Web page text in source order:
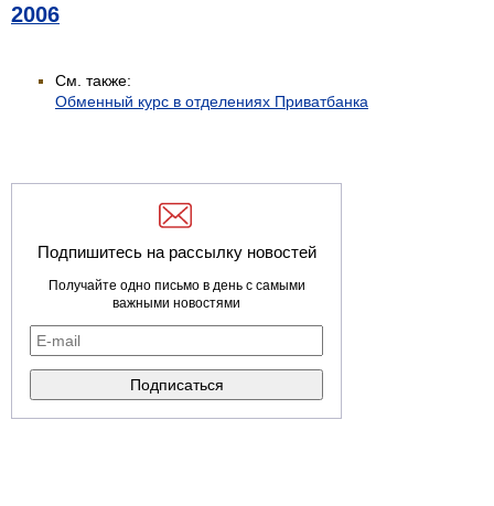
2006
См. также:
Обменный курс в отделениях Приватбанка
Подпишитесь на рассылку новостей
Получайте одно письмо в день с самыми
важными новостями